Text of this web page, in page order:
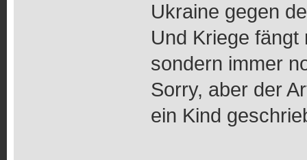
Ukraine gegen
Und Kriege
sondern immer
Sorry, aber der
ein Kind